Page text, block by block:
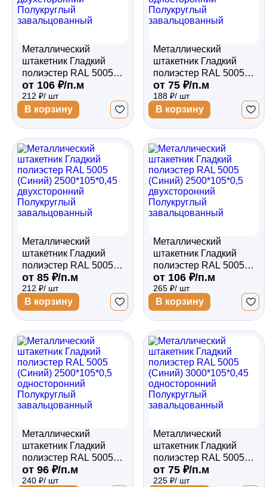
Металлический
штакетник Гладкий
полиэстер RAL 5005
(Синий) 2000*105*0,5
двухсторонний
Полукруглый
завальцованный
от 106 ₽/п.м
212 ₽/ шт
В корзину
Металлический
штакетник Гладкий
полиэстер RAL 5005
(Синий) 2500*105*0,45
односторонний
Полукруглый
завальцованный
от 75 ₽/п.м
188 ₽/ шт
В корзину
Металлический
штакетник Гладкий
полиэстер RAL 5005
(Синий) 2500*105*0,45
двухсторонний
Полукруглый
завальцованный
от 85 ₽/п.м
212 ₽/ шт
В корзину
Металлический
штакетник Гладкий
полиэстер RAL 5005
(Синий) 2500*105*0,5
двухсторонний
Полукруглый
завальцованный
от 106 ₽/п.м
265 ₽/ шт
В корзину
Металлический
штакетник Гладкий
полиэстер RAL 5005
(Синий) 2500*105*0,5
односторонний
от 96 ₽/п.м
240 ₽/ шт
Металлический
штакетник Гладкий
полиэстер RAL 5005
(Синий) 3000*105*0,45
односторонний
от 75 ₽/п.м
225 ₽/ шт